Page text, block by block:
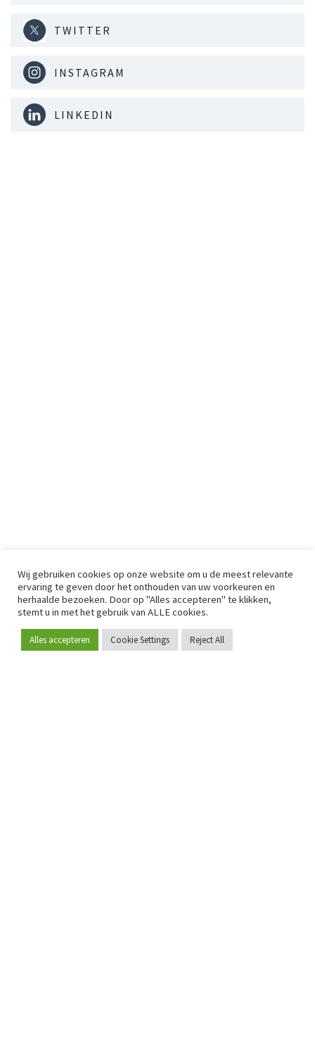
Word lid
TWITTER
INSTAGRAM
LINKEDIN
Wij gebruiken cookies op onze website om u de meest relevante
ervaring te geven door het onthouden van uw voorkeuren en
herhaalde bezoeken. Door op "Alles accepteren" te klikken,
stemt u in met het gebruik van ALLE cookies.
Alles accepteren Cookie Settings Reject All